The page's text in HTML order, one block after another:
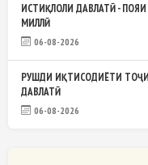
ИСТИҚЛОЛИ ДАВЛАТӢ -
МИЛЛӢ
06-08-2026
РУШДИ ИҚТИСОДИЁТИ
ДАВЛАТӢ
06-08-2026